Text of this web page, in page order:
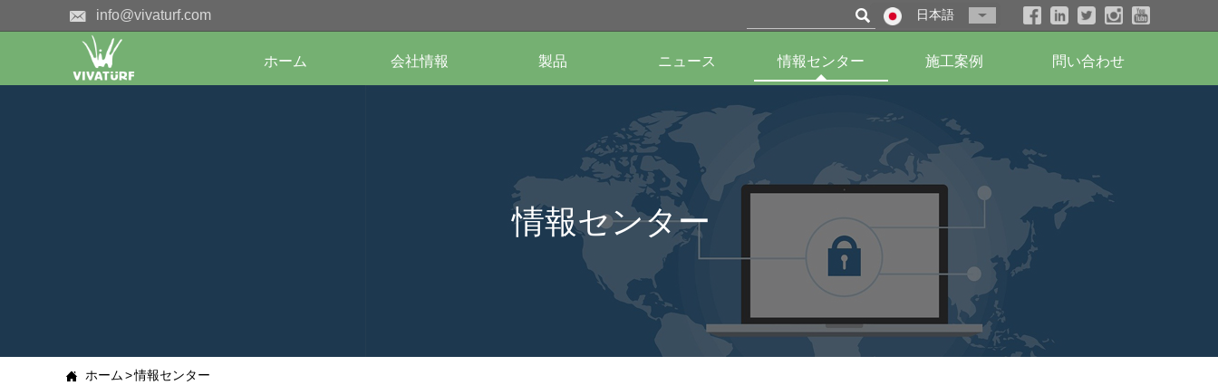
ホーム 会社情報 製品 ニュース 情報センター 施工案例 問い合わせ
 info@vivaturf.com  日本語
 ホーム>情報センター
情報センター